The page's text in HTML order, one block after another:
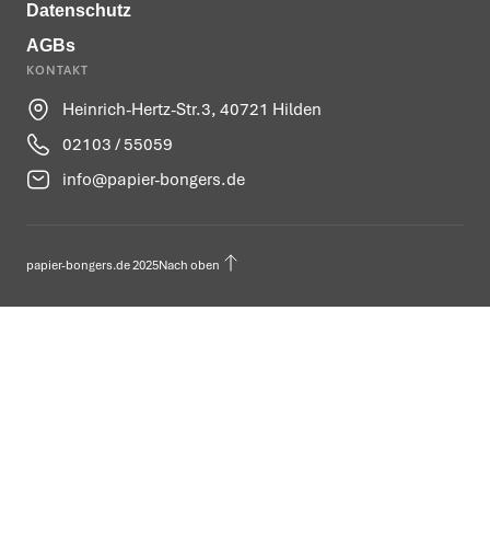
Datenschutz
AGBs
KONTAKT
Heinrich-Hertz-Str.3, 40721 Hilden
02103 / 55059
info@papier-bongers.de
papier-bongers.de 2025Nach oben